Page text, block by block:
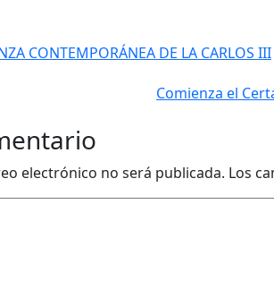
CONTEMPORÁNEA DE LA CARLOS III
Comienza el
electrónico no será publicada. Los